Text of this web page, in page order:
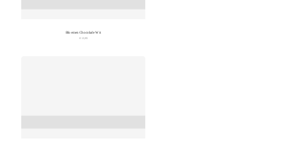
Bloemen Chocolade Wit
€ 13,95